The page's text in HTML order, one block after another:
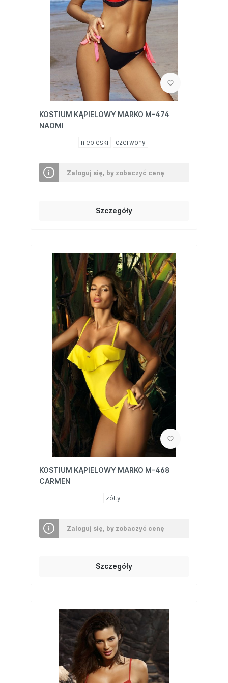
KOSTIUM KĄPIELOWY MARKO M-474
NAOMI
niebieski czerwony
Zaloguj się, by zobaczyć cenę
Szczegóły
KOSTIUM KĄPIELOWY MARKO M-468
CARMEN
żółty
Zaloguj się, by zobaczyć cenę
Szczegóły